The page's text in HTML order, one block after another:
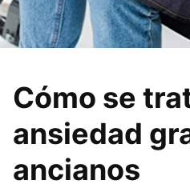
Cómo se
ansiedad
ancianos